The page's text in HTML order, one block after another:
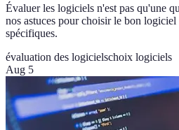
Évaluer les logiciels n'est pas qu'une
nos astuces pour choisir le bon logiciel
spécifiques.
évaluation des logicielschoix logiciels
Aug 5